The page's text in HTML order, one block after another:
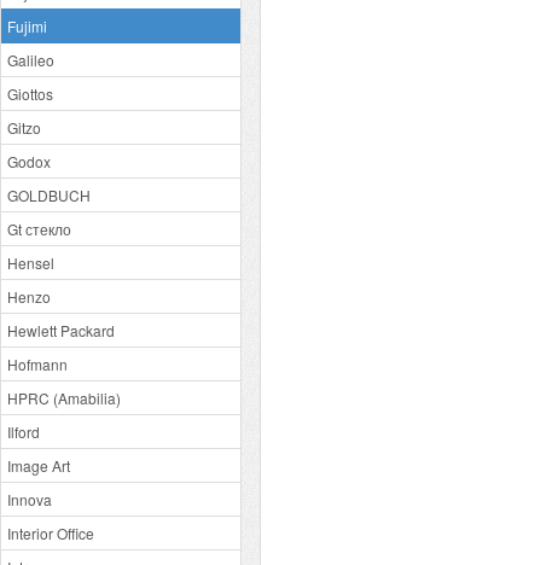
Fujimi
Galileo
Giottos
Gitzo
Godox
GOLDBUCH
Gt стекло
Hensel
Henzo
Hewlett Packard
Hofmann
HPRC (Amabilia)
Ilford
Image Art
Innova
Interior Office